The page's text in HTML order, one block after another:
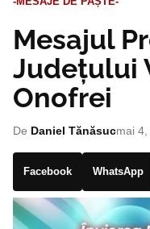
Mesajul
Județului
Onofrei
De Daniel Tănăsucmai
Facebook WhatsApp